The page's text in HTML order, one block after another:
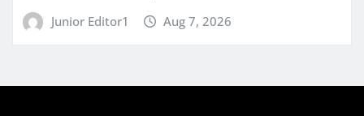
Junior Editor1 Aug 7, 2026